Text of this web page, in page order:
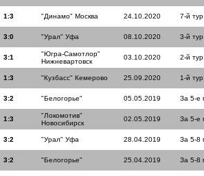
1:3 "Динамо" Москва 24.10.2020 7-й тур
3:0 "Урал" Уфа 08.10.2020 3-й тур
3:1
"Югра-Самотлор"
Нижневартовск
03.10.2020 2-й тур
1:3 "Кузбасс" Кемерово 25.09.2020 1-й тур
3:2 "Белогорье" 05.05.2019 За 5-е
1:3
"Локомотив"
Новосибирск
02.05.2019 За 5-е
3:2 "Урал" Уфа 28.04.2019 За 5-8
3:2 "Белогорье" 25.04.2019 За 5-8